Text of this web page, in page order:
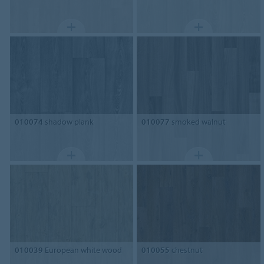
010074 shadow plank 010077 smoked walnut
010039 European white wood 010055 chestnut